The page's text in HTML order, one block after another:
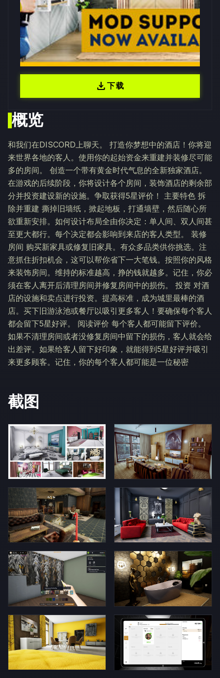
概览
和我们在DISCORD上聊天。 打造你梦想中的酒店！你将迎
来世界各地的客人。使用你的起始资金来重建并装修尽可能
多的房间。 创造一个带有黄金时代气息的全新独家酒店。
在游戏的后续阶段，你将设计各个房间，装饰酒店的剩余部
分并投资建设新的设施。争取获得5星评价！ 主要特色 拆
除并重建 撕掉旧墙纸，掀起地板，打通墙壁，然后随心所
欲重新安排。如何设计布局全由你决定：单人间、双人间甚
至更大都行。每个决定都会影响到来店的客人类型。 装修
房间 购买新家具或修复旧家具。有众多品类供你挑选。注
意抓住折扣机会，这可以帮你省下一大笔钱。按照你的风格
来装饰房间。维持的标准越高，挣的钱就越多。记住，你必
须在客人离开后清理房间并修复房间中的损伤。 投资 对酒
店的设施和卖点进行投资。提高标准，成为城里最棒的酒
店。买下旧游泳池或餐厅以吸引更多客人！要确保每个客人
都会留下5星好评。 阅读评价 每个客人都可能留下评价。
如果不清理房间或者没修复房间中留下的损伤，客人就会给
出差评。如果给客人留下好印象，就能得到5星好评并吸引
来更多顾客。记住，你的每个客人都可能是一位秘密
截图
download下载